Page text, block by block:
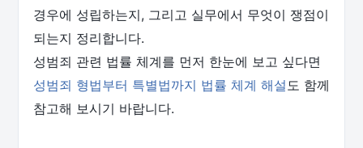
경우에 성립하는지, 그리고 실무에서 무엇이 쟁점이
되는지 정리합니다.
성범죄 관련 법률 체계를 먼저 한눈에 보고 싶다면
성범죄 형법부터 특별법까지 법률 체계 해설도 함께
참고해 보시기 바랍니다.